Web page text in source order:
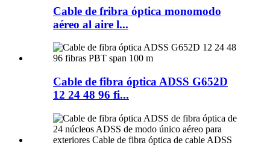
Cable de fribra óptica monomodo
aéreo al aire l...
Cable de fibra óptica ADSS G652D
12 24 48 96 fi...